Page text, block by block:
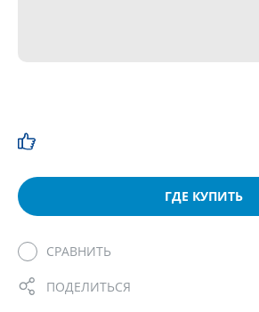
ГДЕ КУПИТЬ
СРАВНИТЬ
ПОДЕЛИТЬСЯ